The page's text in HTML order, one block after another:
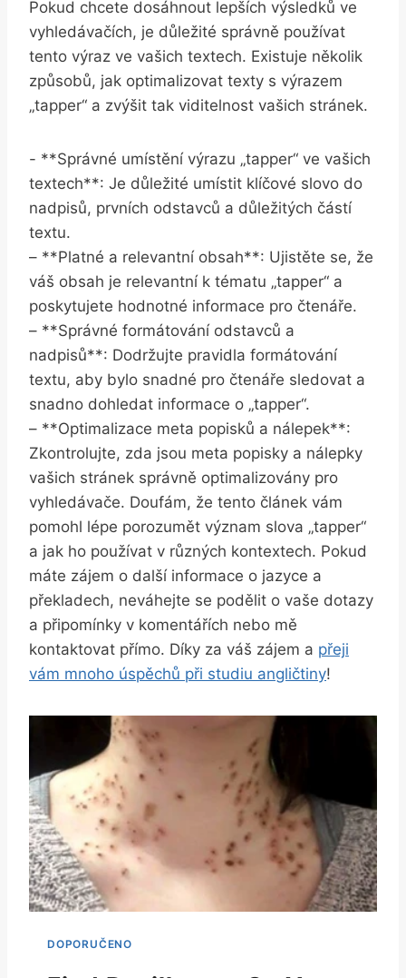
Pokud chcete dosáhnout lepších výsledků ⁣ve
vyhledávačích, je důležité ​správně používat
tento výraz ve vašich textech. Existuje několik
způsobů, jak optimalizovat texty s výrazem
„tapper“ a zvýšit tak viditelnost vašich stránek.
-⁢ **Správné umístění výrazu „tapper“ ‌ve vašich
textech**: Je důležité umístit klíčové slovo do
nadpisů, prvních‍ odstavců⁤ a důležitých částí
textu.
– **Platné a relevantní obsah**: Ujistěte se, že
váš obsah je relevantní k⁢ tématu „tapper“ a
poskytujete hodnotné informace ‍pro čtenáře.
– **Správné formátování odstavců ‌a
nadpisů**: Dodržujte pravidla formátování
textu, aby bylo snadné pro čtenáře sledovat a
snadno dohledat informace o „tapper“.
– **Optimalizace meta popisků ​a nálepek**:
Zkontrolujte, ‌zda jsou meta popisky a nálepky
vašich stránek správně ⁣optimalizovány pro
vyhledávače. Doufám, že tento článek vám
pomohl lépe porozumět význam slova „tapper“
a ​jak ho používat‍ v různých kontextech. Pokud
máte zájem o další informace o jazyce a
překladech, neváhejte se podělit o vaše dotazy
a připomínky v komentářích ‍nebo mě
kontaktovat přímo. Díky za ‍váš zájem a přeji
vám mnoho úspěchů při studiu angličtiny!